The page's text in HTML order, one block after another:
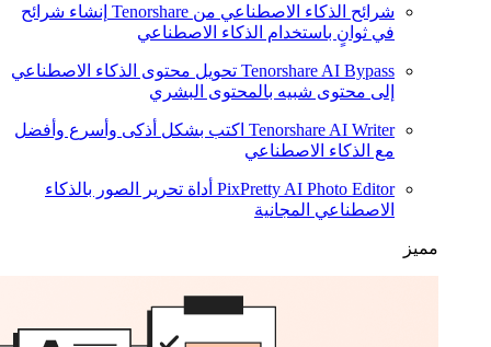
شرائح الذكاء الاصطناعي من Tenorshare
إنشاء شرائح
في ثوانٍ باستخدام الذكاء الاصطناعي
Tenorshare AI Bypass تحويل محتوى الذكاء الاصطناعي
إلى محتوى شبيه بالمحتوى البشري
Tenorshare AI Writer اكتب بشكل أذكى وأسرع وأفضل
مع الذكاء الاصطناعي
PixPretty AI Photo Editor أداة تحرير الصور بالذكاء
الاصطناعي المجانية
مميز